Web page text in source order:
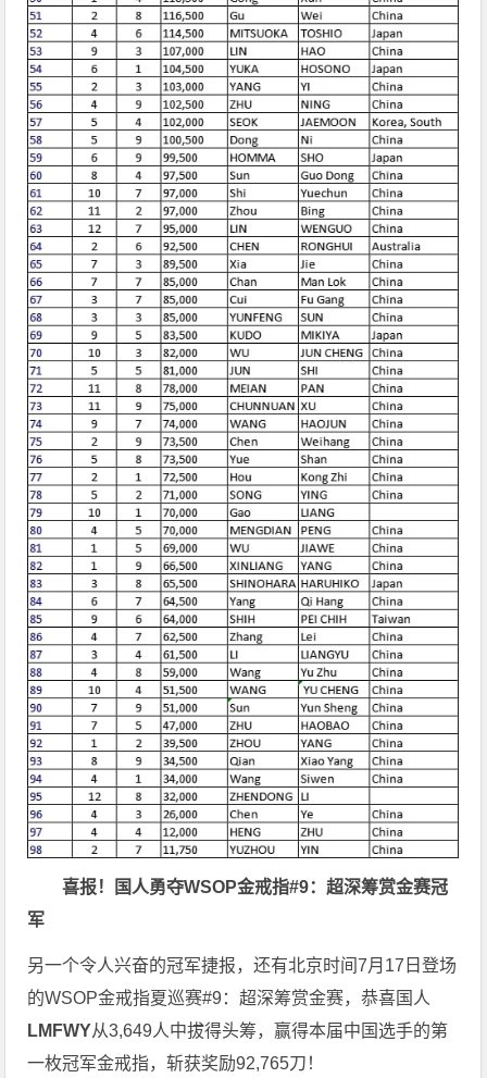
喜报！国人勇夺WSOP金戒指#9：超深筹赏金赛冠
军
另一个令人兴奋的冠军捷报，还有北京时间7月17日登场
的WSOP金戒指夏巡赛#9：超深筹赏金赛，恭喜国人
LMFWY从3,649人中拔得头筹，赢得本届中国选手的第
一枚冠军金戒指，斩获奖励92,765刀！